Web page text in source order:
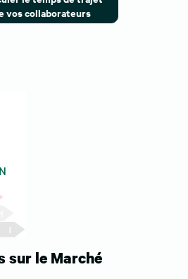
vos collaborateurs
sur le Marché